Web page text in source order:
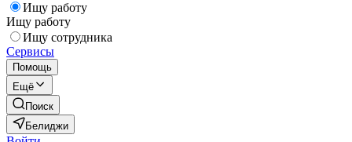
Ищу работу
Ищу работу
Ищу сотрудника
Сервисы
Помощь
Ещё
Поиск
Белиджи